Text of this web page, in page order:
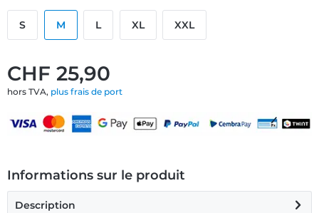
CHF 25,90
hors TVA, plus frais de port
S M L XL XXL
Informations sur le produit
Description